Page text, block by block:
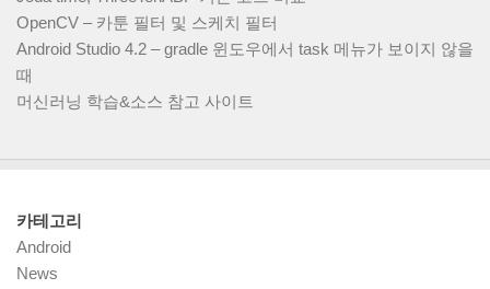
OpenCV – 카툰 필터 및 스케치 필터
Android Studio 4.2 – gradle 윈도우에서 task 메뉴가 보이지 않을
때
머신러닝 학습&소스 참고 사이트
카테고리
Android
News